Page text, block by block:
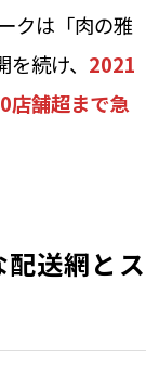
クは「肉の雅
続け、 2021
店舗超まで急
送網とス